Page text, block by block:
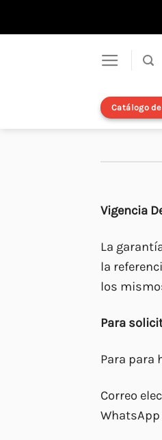
Catálogo de
Vigencia
La
la
los
Para
Para para
Correo
WhatsApp